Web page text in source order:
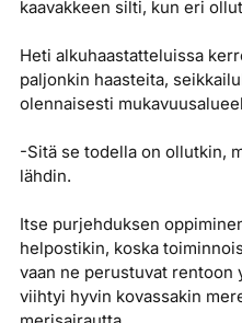
kaavakkeen silti, kun eri
Heti alkuhaastatteluissa
paljonkin haasteita,
olennaisesti
-Sitä se todella on ollutkin,
lähdin.
Itse purjehduksen
helpostikin, koska
vaan ne perustuvat rentoon
viihtyi hyvin kovassakin